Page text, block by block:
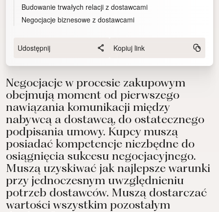
Budowanie trwałych relacji z dostawcami
Negocjacje biznesowe z dostawcami
Udostępnij Kopiuj link
Negocjacje w procesie zakupowym
obejmują moment od pierwszego
nawiązania komunikacji między
nabywcą a dostawcą, do ostatecznego
podpisania umowy. Kupcy muszą
posiadać kompetencje niezbędne do
osiągnięcia sukcesu negocjacyjnego.
Muszą uzyskiwać jak najlepsze warunki
przy jednoczesnym uwzględnieniu
potrzeb dostawców. Muszą dostarczać
wartości wszystkim pozostałym